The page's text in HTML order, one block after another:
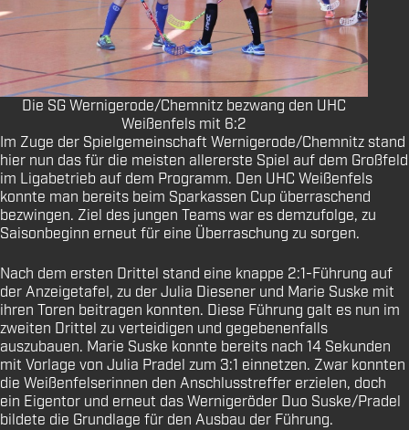
Die SG Wernigerode/Chemnitz bezwang den UHC
Weißenfels mit 6:2
Im Zuge der Spielgemeinschaft Wernigerode/Chemnitz stand
hier nun das für die meisten allererste Spiel auf dem Großfeld
im Ligabetrieb auf dem Programm. Den UHC Weißenfels
konnte man bereits beim Sparkassen Cup überraschend
bezwingen. Ziel des jungen Teams war es demzufolge, zu
Saisonbeginn erneut für eine Überraschung zu sorgen.
Nach dem ersten Drittel stand eine knappe 2:1-Führung auf
der Anzeigetafel, zu der Julia Diesener und Marie Suske mit
ihren Toren beitragen konnten. Diese Führung galt es nun im
zweiten Drittel zu verteidigen und gegebenenfalls
auszubauen. Marie Suske konnte bereits nach 14 Sekunden
mit Vorlage von Julia Pradel zum 3:1 einnetzen. Zwar konnten
die Weißenfelserinnen den Anschlusstreffer erzielen, doch
ein Eigentor und erneut das Wernigeröder Duo Suske/Pradel
bildete die Grundlage für den Ausbau der Führung.